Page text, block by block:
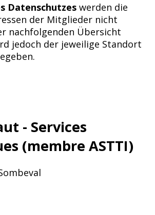
Datenschutzes werden die
der Mitglieder nicht
nachfolgenden Übersicht
jedoch der jeweilige Standort
- Services
(membre ASTTI)